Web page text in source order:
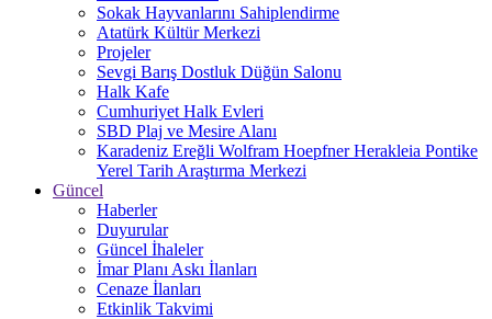
Sokak Hayvanlarını Sahiplendirme
Atatürk Kültür Merkezi
Projeler
Sevgi Barış Dostluk Düğün Salonu
Halk Kafe
Cumhuriyet Halk Evleri
SBD Plaj ve Mesire Alanı
Karadeniz Ereğli Wolfram Hoepfner Herakleia Pontike
Yerel Tarih Araştırma Merkezi
Güncel
Haberler
Duyurular
Güncel İhaleler
İmar Planı Askı İlanları
Cenaze İlanları
Etkinlik Takvimi